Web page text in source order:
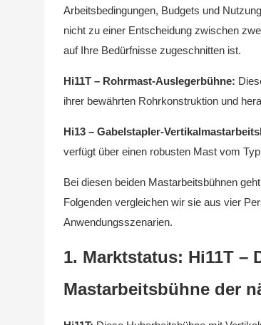
Arbeitsbedingungen, Budgets und
nicht zu einer Entscheidung zwischen
auf Ihre Bedürfnisse zugeschnitten ist.
Hi11T – Rohrmast-Auslegerbühne:
ihrer bewährten Rohrkonstruktion und
Hi13 – Gabelstapler-
verfügt über einen robusten Mast vom
Bei diesen beiden Mastarbeitsbühnen
Folgenden vergleichen wir sie aus vier
Anwendungsszenarien.
1. Marktstatus: Hi11T –
Mastarbeitsbühne der